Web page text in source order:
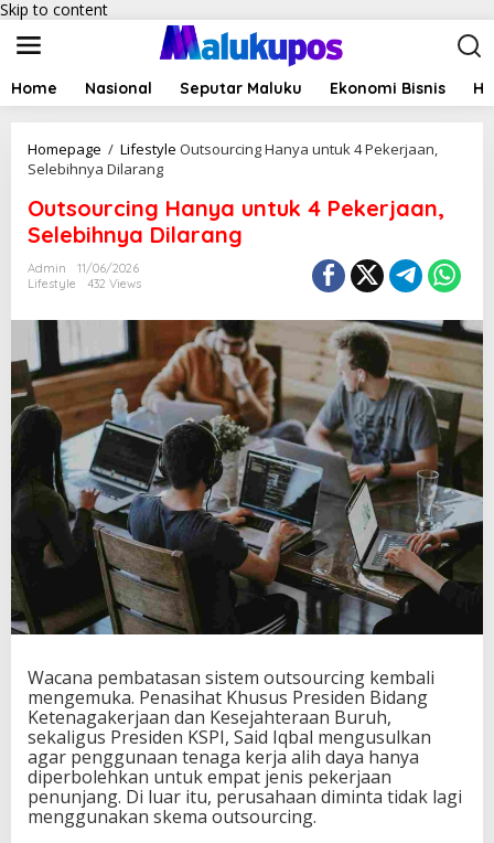
Skip to content
Home Nasional Seputar Maluku Ekonomi Bisnis
Homepage / Lifestyle Outsourcing Hanya untuk 4 Pekerjaan,
Selebihnya Dilarang
Outsourcing Hanya untuk 4 Pekerjaan,
Selebihnya Dilarang
Admin
11/06/2026
Lifestyle
432 Views
Wacana pembatasan sistem outsourcing kembali
mengemuka. Penasihat Khusus Presiden Bidang
Ketenagakerjaan dan Kesejahteraan Buruh,
sekaligus Presiden KSPI, Said Iqbal mengusulkan
agar penggunaan tenaga kerja alih daya hanya
diperbolehkan untuk empat jenis pekerjaan
penunjang. Di luar itu, perusahaan diminta tidak lagi
menggunakan skema outsourcing.